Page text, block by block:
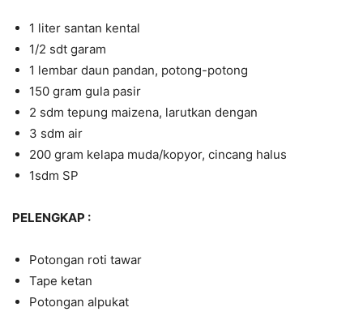
1 liter santan kental
1/2 sdt garam
1 lembar daun pandan, potong-potong
150 gram gula pasir
2 sdm tepung maizena, larutkan dengan
3 sdm air
200 gram kelapa muda/kopyor, cincang halus
1sdm SP
PELENGKAP :
Potongan roti tawar
Tape ketan
Potongan alpukat